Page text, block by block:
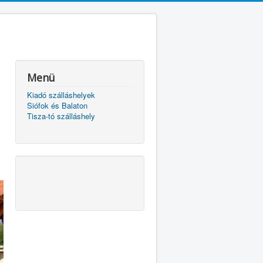
Menü
Kiadó szálláshelyek
Siófok és Balaton
Tisza-tó szálláshely